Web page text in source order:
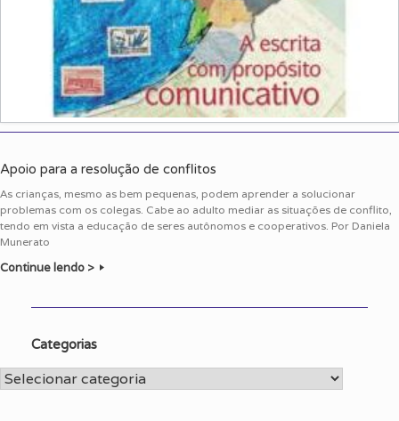
Apoio para a resolução de conflitos
As crianças, mesmo as bem pequenas, podem aprender a solucionar
problemas com os colegas. Cabe ao adulto mediar as situações de conflito,
tendo em vista a educação de seres autônomos e cooperativos. Por Daniela
Munerato
Continue lendo >
Categorias
Categorias